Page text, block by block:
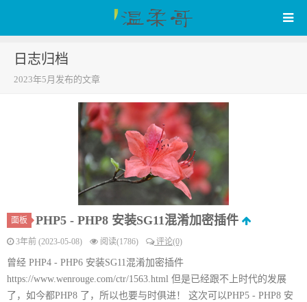
WenRou's Blog
日志归档
2023年5月发布的文章
面板 PHP5 - PHP8 安装SG11混淆加密插件
3年前 (2023-05-08) 阅读(1786) 评论(0)
曾经 PHP4 - PHP6 安装SG11混淆加密插件
https://www.wenrouge.com/ctr/1563.html 但是已经跟不上时代的发展
了，如今都PHP8 了，所以也要与时俱进！ 这次可以PHP5 - PHP8 安